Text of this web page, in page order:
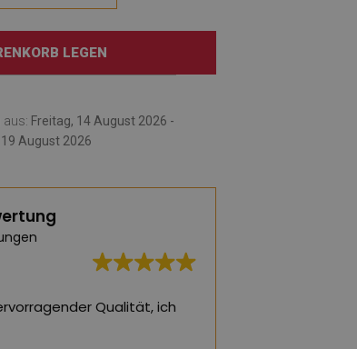
LEGEN
aus: Freitag, 14 August 2026 -
August 2026
Ich habe den
Wohnzimmer und meine